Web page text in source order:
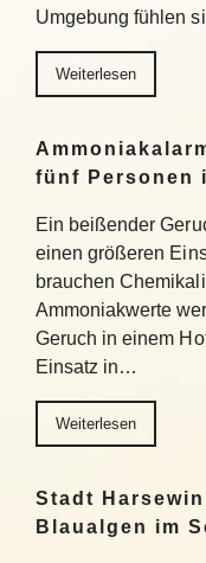
Umgebung fühlen
Weiterlesen
fünf Personen
Ein beißender
einen größeren
brauchen
Ammoniakwerte
Geruch in einem
Einsatz in…
Weiterlesen
Stadt
Blaualgen im